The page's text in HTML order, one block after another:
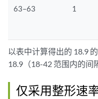
63–63 1
以表中计算得出的 18.9
18.9（18-42 范围内的间
仅采用整形速